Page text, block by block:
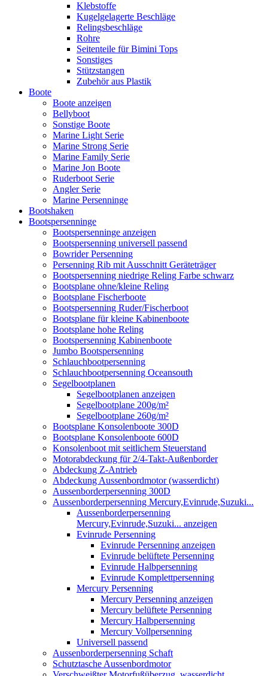
Klebstoffe
Kugelgelagerte Beschläge
Relingsbeschläge
Rohre
Seitenteile für Bimini Tops
Sonstiges
Stützstangen
Zubehör aus Plastik
Boote
Boote anzeigen
Bellyboot
Sonstige Boote
Marine Light Serie
Marine Strong Serie
Marine Family Serie
Marine Jon Boote
Ruderboot Serie
Angler Serie
Marine Persenninge
Bootshaken
Bootspersenninge
Bootspersenninge anzeigen
Bootspersenning universell passend
Bowrider Persenning
Persenning Rib mit Ausschnitt Geräteträger
Bootspersenning niedrige Reling Farbe schwarz
Bootsplane ohne/kleine Reling
Bootsplane Fischerboote
Bootspersenning Ruder/Fischerboot
Bootsplane für kleine Kabinenboote
Bootsplane hohe Reling
Bootspersenning Kabinenboote
Jumbo Bootspersenning
Schlauchbootpersenning
Schlauchbootpersenning Oceansouth
Segelbootplanen
Segelbootplanen anzeigen
Segelbootplane 200g/m²
Segelbootplane 260g/m²
Bootsplane Konsolenboote 300D
Bootsplane Konsolenboote 600D
Konsolenboot mit seitlichem Steuerstand
Motorabdeckung für 2/4-Takt-Außenborder
Abdeckung Z-Antrieb
Abdeckung Aussenbordmotor (wasserdicht)
Aussenborderpersenning 300D
Aussenborderpersenning Mercury,Evinrude,Suzuki...
Aussenborderpersenning
Mercury,Evinrude,Suzuki... anzeigen
Evinrude Persenning
Evinrude Persenning anzeigen
Evinrude belüftete Persenning
Evinrude Halbpersenning
Evinrude Komplettpersenning
Mercury Persenning
Mercury Persenning anzeigen
Mercury belüftete Persenning
Mercury Halbpersenning
Mercury Vollpersenning
Universell passend
Aussenborderpersenning Schaft
Schutztasche Aussenbordmotor